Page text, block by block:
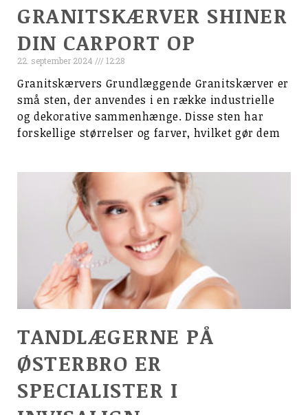
GRANITSKÆRVER SHINER
DIN CARPORT OP
22. september 2024 12:28
Granitskærvers Grundlæggende Granitskærver er
små sten, der anvendes i en række industrielle
og dekorative sammenhænge. Disse sten har
forskellige størrelser og farver, hvilket gør dem
TANDLÆGERNE PÅ
ØSTERBRO ER
SPECIALISTER I